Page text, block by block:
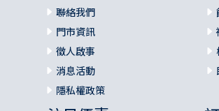
聯絡我們
門市資訊
徵人啟事
消息活動
隱私權政策